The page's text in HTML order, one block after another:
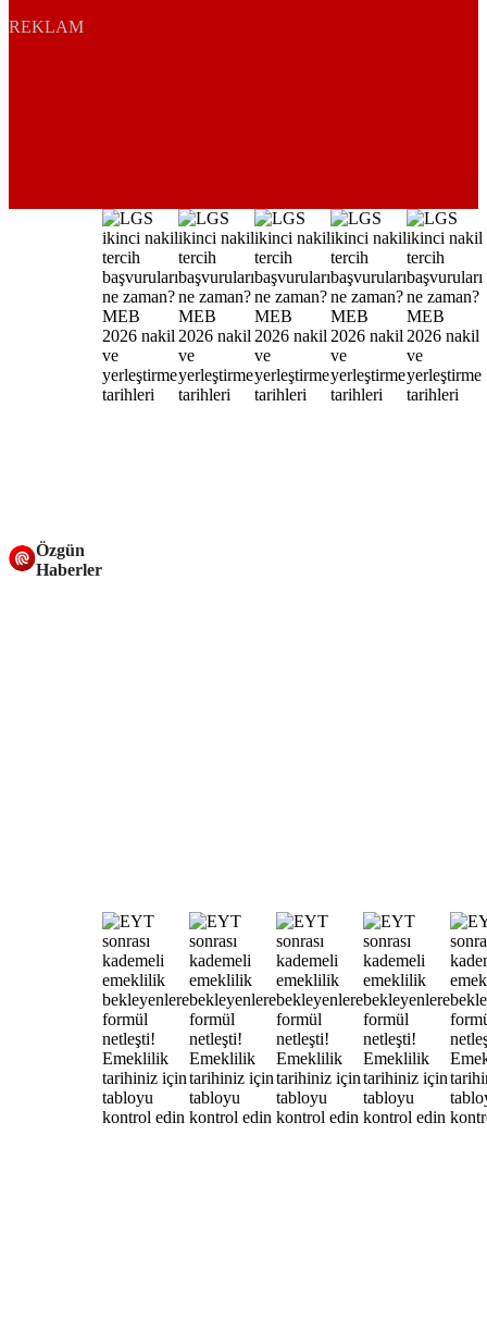
REKLAM
Özgün
Haberler